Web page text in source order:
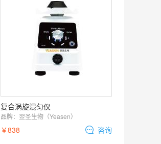
复合涡旋混匀仪
品牌： 翌圣生物（Yeasen）
￥838 咨询